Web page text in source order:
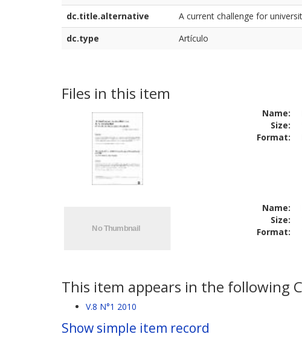
dc.title.alternative
A current challenge for
dc.type
Artículo
Files in this item
Name:
Size:
Format:
Name:
Size:
Format:
This item appears in the following
V.8 N°1 2010
Show simple item record